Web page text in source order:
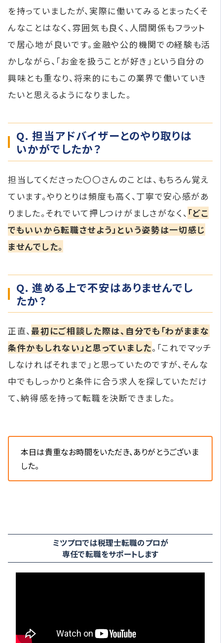
を持っていましたが、実際に働いてみるとまったくそ
んなことはなく、雰囲気も良く、人間関係もフラット
で居心地が良いです。金融や公的機関での経験も活
かしながら、「お金を扱うことが好き」という自分の
興味とも重なり、将来的にもこの業界で働いていき
たいと思えるようになりました。
Q. 担当アドバイザーとのやり取りは
いかがでしたか？
担当してくださった〇〇さんのことは、もちろん覚え
ています。やりとりは頻度も高く、丁寧で安心感があ
りました。それでいて押しつけがましさがなく、 「どこ
でもいいから転職させよう」という姿勢は一切感じ
ませんでした。
Q. 進める上で不安はありませんでし
たか？
正直、 最初にご相談した際は、自分でも「わがままな
条件かもしれない」と思っていました。「これでマッチ
しなければそれまで」と思っていたのですが、そんな
中でもしっかりと条件に合う求人を探していただけ
て、納得感を持って転職を決断できました。
本日は貴重なお時間をいただき、ありがとうございま
した。
ミツプロでは税理士転職のプロが
専任で転職をサポートします